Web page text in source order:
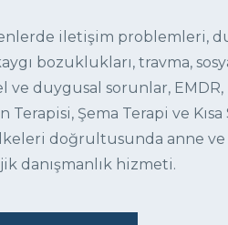
iletişim problemleri,
bozuklukları, travma,
ve duygusal sorunlar,
Terapisi, Şema Terapi ve
doğrultusunda anne ve
danışmanlık hizmeti.